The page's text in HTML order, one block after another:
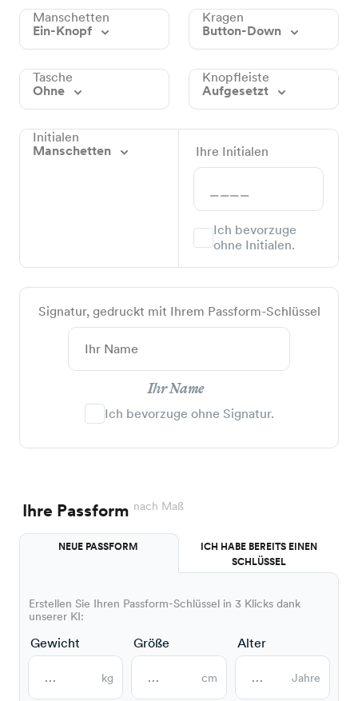
Manschetten
Ein-Knopf
Kragen
Button-Down
Tasche
Ohne
Knopfleiste
Aufgesetzt
Initialen
Manschetten
Ihre Initialen
Ich bevorzuge
ohne Initialen.
Signatur, gedruckt mit Ihrem Passform-Schlüssel
Ihr Name
Ich bevorzuge ohne Signatur.
Ihre Passform nach Maß
NEUE PASSFORM
ICH HABE BEREITS EINEN
SCHLÜSSEL
Erstellen Sie Ihren Passform-Schlüssel in 3 Klicks dank
unserer KI:
Gewicht
kg
Größe
cm
Alter
Jahre